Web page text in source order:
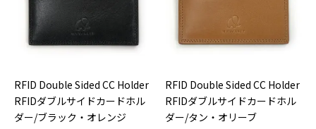
RFID Double Sided CC Holder
RFIDダブルサイドカードホル
ダー/ブラック・オレンジ
RFID Double Sided CC Holder
RFIDダブルサイドカードホル
ダー/タン・オリーブ